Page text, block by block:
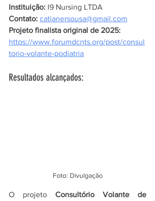
Instituição: I9 Nursing LTDA
Contato: catianersousa@gmail.com
Projeto finalista original de 2025:
https://www.forumdcnts.org/post/consul
torio-volante-podiatria
Resultados alcançados:
Foto: Divulgação
O projeto Consultório Volante de